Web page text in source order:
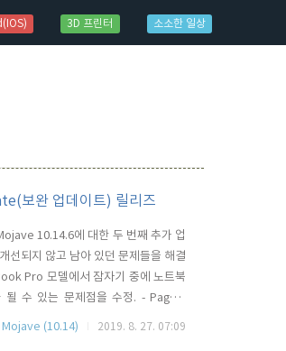
3D 프린터 소소한 일상
보완 업데이트) 릴리즈
10.14.6에 대한 두 번째 추가 업
선되지 않고 남아 있던 문제들을 해결
Pro 모델에서 잠자기 중에 노트북
수 있는 문제점을 수정. - Pages,
특별히 주목할만한 점은 두 번째 대
(10.14) 2019. 8. 27. 07:09